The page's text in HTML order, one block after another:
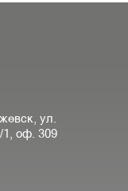
ул.
оф. 309